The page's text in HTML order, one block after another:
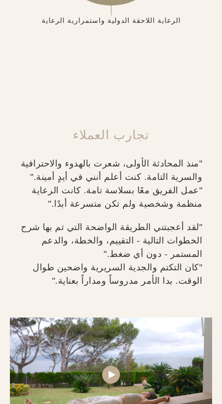
الرعاية اللاحقة الدولية واستمرارية الرعاية
تجارب العملاء
"منذ المحادثة الأولى، شعرت بالهدوء والاحترافية
والسرية التامة. كنت أعلم أنني في أيدٍ أمينة."
"عمل الفريق معًا بسلاسة تامة. كانت الرعاية
منظمة وشخصية ولم تكن متسرعة أبدًا."
"لقد أعجبتني الطريقة الواضحة التي تم بها شرح
الخطوات التالية - التقييم، والخطة، والدعم
المستمر - دون أي ضغط."
"كان التكتم والجدية السريرية واضحين طوال
الوقت. بدا الأمر مدروساً ومداراً بعناية."